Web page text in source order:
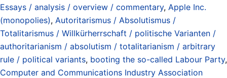
Essays / analysis / overview / commentary, Apple Inc.
(monopolies), Autoritarismus / Absolutismus /
Totalitarismus / Willkürherrschaft / politische Varianten /
authoritarianism / absolutism / totalitarianism / arbitrary
rule / political variants, booting the so-called Labour Party,
Computer and Communications Industry Association